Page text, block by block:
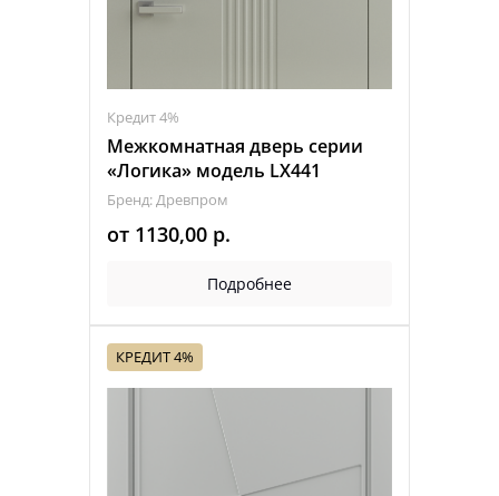
Кредит 4%
Межкомнатная дверь серии
«Логика» модель LX441
Бренд: Древпром
от 1130,00 р.
Подробнее
КРЕДИТ 4%